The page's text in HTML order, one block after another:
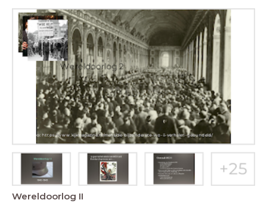
Wereldoorlog II